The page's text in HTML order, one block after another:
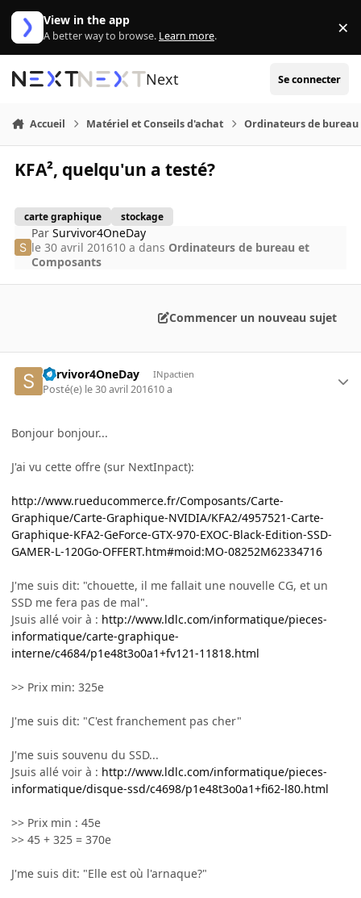
Aller au contenu
View in the app
A better way to browse. Learn more. ×
Next Se connecter
Accueil Matériel et Conseils d'achat Ordinateurs de bureau
KFA², quelqu'un a testé?
carte graphique stockage
ParSurvivor4OneDay
le 30 avril 201610 a dans Ordinateurs de bureau et
Composants
Commencer un nouveau sujet
Survivor4OneDay INpactien
Posté(e) le 30 avril 201610 a
Bonjour bonjour...
J'ai vu cette offre (sur NextInpact):
http://www.rueducommerce.fr/Composants/Carte-
Graphique/Carte-Graphique-NVIDIA/KFA2/4957521-Carte-
Graphique-KFA2-GeForce-GTX-970-EXOC-Black-Edition-SSD-
GAMER-L-120Go-OFFERT.htm#moid:MO-08252M62334716
J'me suis dit: "chouette, il me fallait une nouvelle CG, et un
SSD me fera pas de mal".
Jsuis allé voir à : http://www.ldlc.com/informatique/pieces-
informatique/carte-graphique-
interne/c4684/p1e48t3o0a1+fv121-11818.html
>> Prix min: 325e
J'me suis dit: "C'est franchement pas cher"
J'me suis souvenu du SSD...
Jsuis allé voir à : http://www.ldlc.com/informatique/pieces-
informatique/disque-ssd/c4698/p1e48t3o0a1+fi62-l80.html
>> Prix min : 45e
>> 45 + 325 = 370e
J'me suis dit: "Elle est où l'arnaque?"